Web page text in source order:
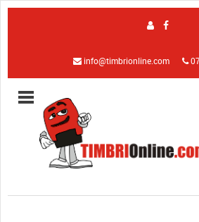
info@timbrionline.com